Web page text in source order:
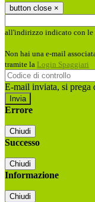
button close ×
all'indirizzo indicato con le
Non hai una e-mail
tramite la Login Spaggiari
E-mail inviata, si prega
Errore
Chiudi
Successo
Chiudi
Informazione
Chiudi